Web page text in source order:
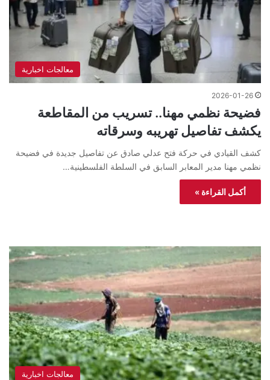
معالجات اخبارية
2026-01-26
فضيحة نظمي مهنا.. تسريب من المقاطعة
يكشف تفاصيل تهريبه وسرقاته
كشف القيادي في حركة فتح عدلي صادق عن تفاصيل جديدة في فضيحة
نظمي مهنا مدير المعابر السابق في السلطة الفلسطينية…
أكمل القراءة »
معالجات اخبارية